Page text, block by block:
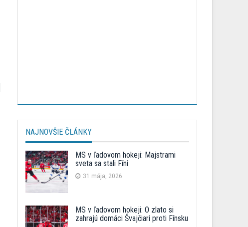
NAJNOVŠIE ČLÁNKY
MS v ľadovom hokeji: Majstrami
sveta sa stali Fíni
31 mája, 2026
MS v ľadovom hokeji: O zlato si
zahrajú domáci Švajčiari proti Fínsku